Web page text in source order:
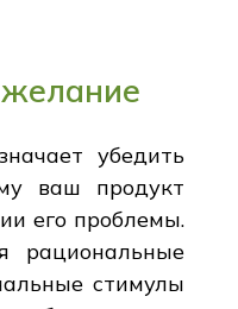
убедить
ваш продукт
его проблемы.
рациональные
стимулы